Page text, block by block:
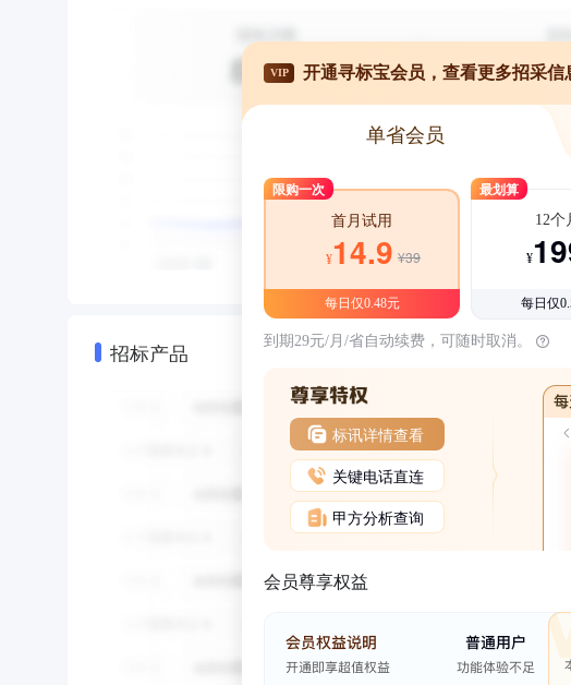
招标产品
VIP 开通寻标宝会员，查看更多招采信
单省会员
限购一次
首月试用
¥14.9 ¥39
每日仅0.48元
最划算
12个
¥
每日仅
到期29元/月/省自动续费，可随时取消。
标讯详情查看
关键电话直连
甲方分析查询
会员尊享权益